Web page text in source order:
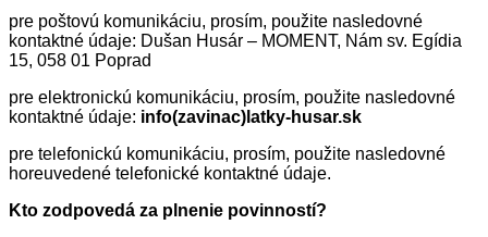
pre poštovú komunikáciu, prosím, použite nasledovné
kontaktné údaje: Dušan Husár – MOMENT, Nám sv. Egídia
15, 058 01 Poprad
pre elektronickú komunikáciu, prosím, použite nasledovné
kontaktné údaje: info(zavinac)latky-husar.sk
pre telefonickú komunikáciu, prosím, použite nasledovné
horeuvedené telefonické kontaktné údaje.
Kto zodpovedá za plnenie povinností?